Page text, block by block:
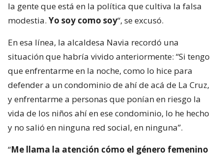
la gente que está en la política que cultiva la falsa
modestia. Yo soy como soy“, se excusó.
En esa línea, la alcaldesa Navia recordó una
situación que habría vivido anteriormente: “Si tengo
que enfrentarme en la noche, como lo hice para
defender a un condominio de ahí de acá de La Cruz,
y enfrentarme a personas que ponían en riesgo la
vida de los niños ahí en ese condominio, lo he hecho
y no salió en ninguna red social, en ninguna”.
“Me llama la atención cómo el género femenino